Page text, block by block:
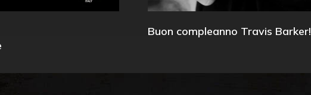
Buon compleanno Travis Barker!